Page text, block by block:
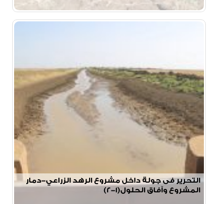
التحرير فى جولة داخل مشروع الرهد الزراعي-دمار
المشروع وآفاق الحلول(١-٢)